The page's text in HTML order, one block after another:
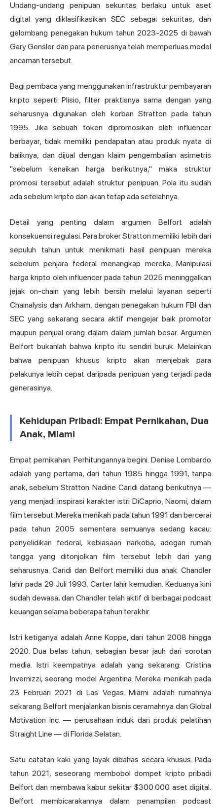
Undang-undang penipuan sekuritas berlaku untuk aset
digital yang diklasifikasikan SEC sebagai sekuritas, dan
gelombang penegakan hukum tahun 2023-2025 di bawah
Gary Gensler dan para penerusnya telah memperluas model
ancaman tersebut.
Bagi pembaca yang menggunakan infrastruktur pembayaran
kripto seperti Plisio, filter praktisnya sama dengan yang
seharusnya digunakan oleh korban Stratton pada tahun
1995. Jika sebuah token dipromosikan oleh influencer
berbayar, tidak memiliki pendapatan atau produk nyata di
baliknya, dan dijual dengan klaim pengembalian asimetris
"sebelum kenaikan harga berikutnya," maka struktur
promosi tersebut adalah struktur penipuan. Pola itu sudah
ada sebelum kripto dan akan tetap ada setelahnya.
Detail yang penting dalam argumen Belfort adalah
konsekuensi regulasi. Para broker Stratton memiliki lebih dari
sepuluh tahun untuk menikmati hasil penipuan mereka
sebelum penjara federal menangkap mereka. Manipulasi
harga kripto oleh influencer pada tahun 2025 meninggalkan
jejak on-chain yang lebih bersih melalui layanan seperti
Chainalysis dan Arkham, dengan penegakan hukum FBI dan
SEC yang sekarang secara aktif mengejar baik promotor
maupun penjual orang dalam dalam jumlah besar. Argumen
Belfort bukanlah bahwa kripto itu sendiri buruk. Melainkan
bahwa penipuan khusus kripto akan menjebak para
pelakunya lebih cepat daripada penipuan yang terjadi pada
generasinya.
Kehidupan Pribadi: Empat Pernikahan, Dua
Anak, Miami
Empat pernikahan. Perhitungannya begini. Denise Lombardo
adalah yang pertama, dari tahun 1985 hingga 1991, tanpa
anak, sebelum Stratton. Nadine Caridi datang berikutnya —
yang menjadi inspirasi karakter istri DiCaprio, Naomi, dalam
film tersebut. Mereka menikah pada tahun 1991 dan bercerai
pada tahun 2005 sementara semuanya sedang kacau:
penyelidikan federal, kebiasaan narkoba, adegan rumah
tangga yang ditonjolkan film tersebut lebih dari yang
seharusnya. Caridi dan Belfort memiliki dua anak. Chandler
lahir pada 29 Juli 1993. Carter lahir kemudian. Keduanya kini
sudah dewasa, dan Chandler telah aktif di berbagai podcast
keuangan selama beberapa tahun terakhir.
Istri ketiganya adalah Anne Koppe, dari tahun 2008 hingga
2020. Dua belas tahun, sebagian besar jauh dari sorotan
media. Istri keempatnya adalah yang sekarang: Cristina
Invernizzi, seorang model Argentina. Mereka menikah pada
23 Februari 2021 di Las Vegas. Miami adalah rumahnya
sekarang. Belfort menjalankan bisnis ceramahnya dan Global
Motivation Inc. — perusahaan induk dari produk pelatihan
Straight Line — di Florida Selatan.
Satu catatan kaki yang layak dibahas secara khusus. Pada
tahun 2021, seseorang membobol dompet kripto pribadi
Belfort dan membawa kabur sekitar $300.000 aset digital.
Belfort membicarakannya dalam penampilan podcast